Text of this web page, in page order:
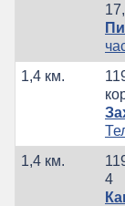
1,4 км.
1,4 км.
4